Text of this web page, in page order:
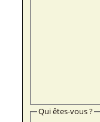
Qui êtes-vous ?